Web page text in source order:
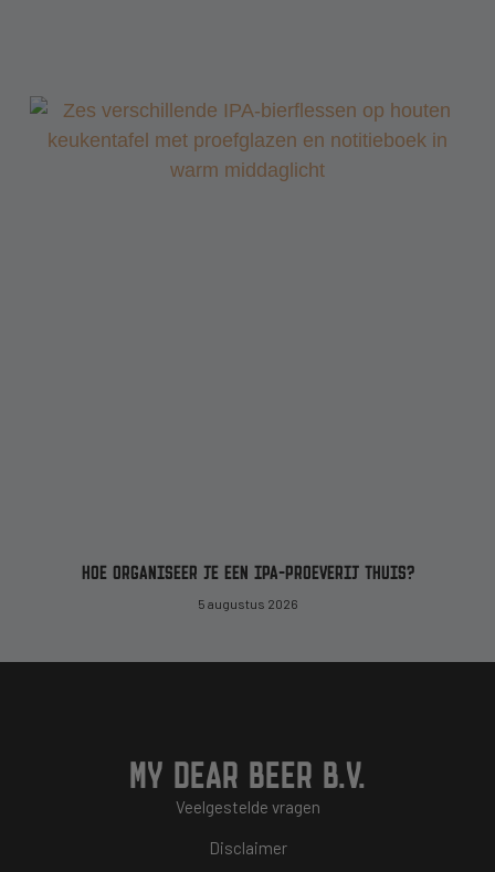
HOE ORGANISEER JE EEN IPA-PROEVERIJ THUIS?
5 augustus 2026
MY DEAR BEER B.V.
Veelgestelde vragen
Disclaimer